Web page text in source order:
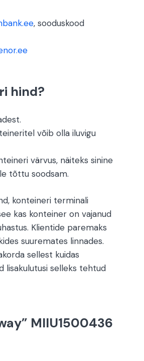
, sooduskood
hind?
võib olla iluvigu
värvus, näiteks sinine
tõttu soodsam.
konteineri terminali
kas konteiner on vajanud
Klientide paremaks
suuremates linnades.
sellest kuidas
lisakulutusi selleks tehtud
MIIU1500436